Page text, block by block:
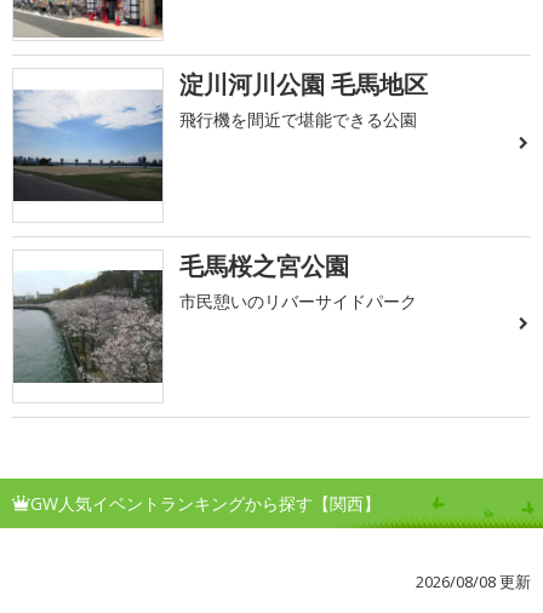
淀川河川公園 毛馬地区
飛行機を間近で堪能できる公園
毛馬桜之宮公園
市民憩いのリバーサイドパーク
GW人気イベントランキングから探す【関西】
2026/08/08 更新